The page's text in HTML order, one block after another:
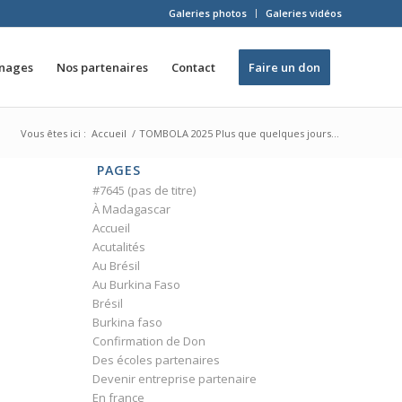
Galeries photos Galeries vidéos
Nos partenaires Contact Faire un don
Vous êtes ici : Accueil / TOMBOLA 2025 Plus que quelques jours…
PAGES
#7645 (pas de titre)
À Madagascar
Accueil
Acutalités
Au Brésil
Au Burkina Faso
Brésil
Burkina faso
Confirmation de Don
Des écoles partenaires
Devenir entreprise partenaire
En france